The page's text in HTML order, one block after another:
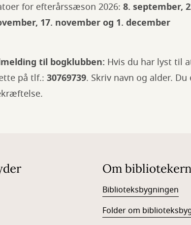
for efterårssæson 2026: 8. september,
17. november og 1. december
til bogklubben: Hvis du har lyst til
på tlf.: 30769739. Skriv navn og alder.
Om
Biblioteksbygningen
Folder om